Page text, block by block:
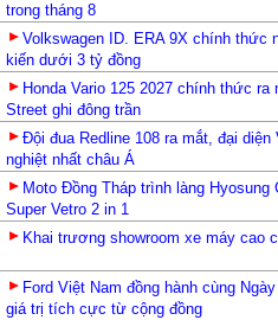
trong tháng 8
Volkswagen ID. ERA 9X chính thức
kiến dưới 3 tỷ đồng
Honda Vario 125 2027 chính thức
Street ghi đông trần
Đội đua Redline 108 ra mắt, đại
nghiệt nhất châu Á
Moto Đồng Tháp trình làng
Super Vetro 2 in 1
Khai trương showroom xe máy cao
Ford Việt Nam đồng hành cùng
giá trị tích cực từ cộng đồng